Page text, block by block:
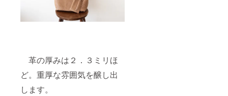
革の厚みは２．３ミリほ
ど。重厚な雰囲気を醸し出
します。